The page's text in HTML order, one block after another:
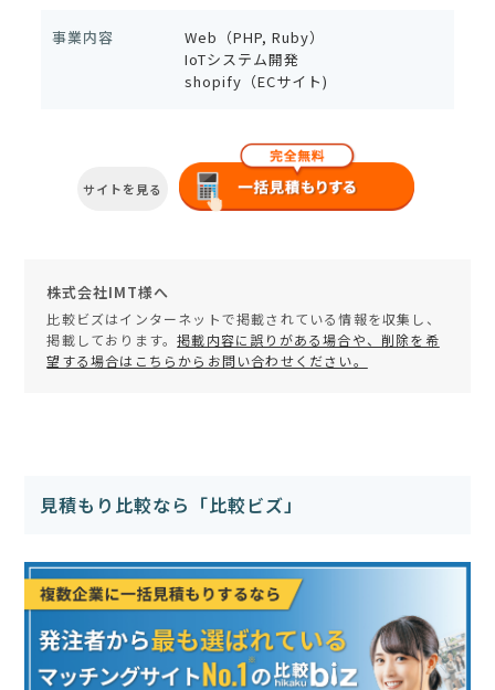
事業内容
Web（PHP, Ruby）
IoTシステム開発
shopify（ECサイト)
サイトを見る
株式会社IMT様へ
比較ビズはインターネットで掲載されている情報を収集し、
掲載しております。掲載内容に誤りがある場合や、削除を希
望する場合はこちらからお問い合わせください。
見積もり比較なら「比較ビズ」